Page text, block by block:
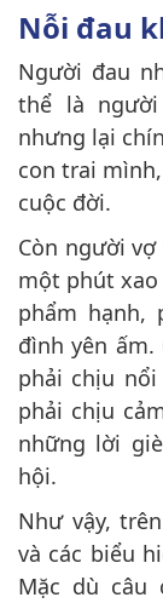
Nỗi đau
Người đau
thể là
nhưng lại
con trai
cuộc đời.
Còn người
một phút xao
phẩm hạnh,
đình yên
phải chịu
phải chịu
những lời
hội.
Như vậy,
và các biểu
Mặc dù câu